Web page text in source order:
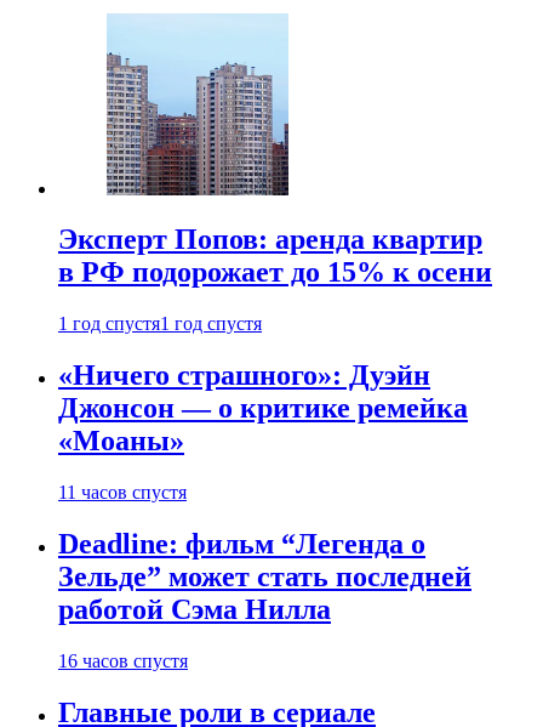
Эксперт Попов: аренда квартир
в РФ подорожает до 15% к осени
1 год спустя1 год спустя
«Ничего страшного»: Дуэйн
Джонсон — о критике ремейка
«Моаны»
11 часов спустя
Deadline: фильм “Легенда о
Зельде” может стать последней
работой Сэма Нилла
16 часов спустя
Главные роли в сериале